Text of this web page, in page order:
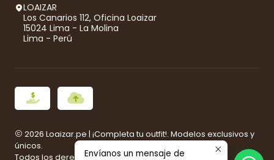
LOAIZAR
Los Canarios 112, Oficina Loaizar
15024 Lima - La Molina
Lima - Perú
2026 Loaizar.pe | ¡Completa tu outfit!. Modelos exclusivos y
únicos.
Todos los derechos reservados.Desarrollado por
Envíanos un mensaje de